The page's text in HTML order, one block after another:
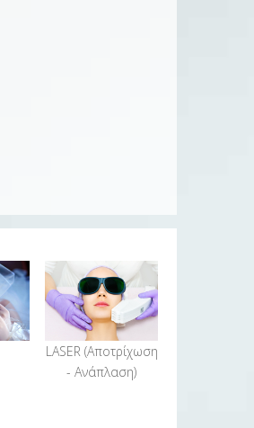
LASER (Αποτρίχωση
- Ανάπλαση)